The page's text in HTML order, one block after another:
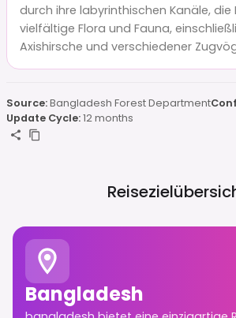
durch ihre labyrinthischen Kanäle, die
vielfältige Flora und Fauna,
Axishirsche und verschiedener
Source:Bangladesh Forest Department
Update Cycle:12 months
Bangladesh